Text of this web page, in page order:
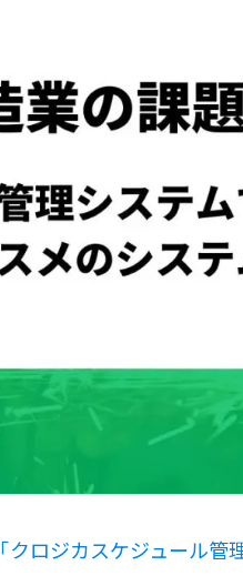
「クロジカスケジュール管